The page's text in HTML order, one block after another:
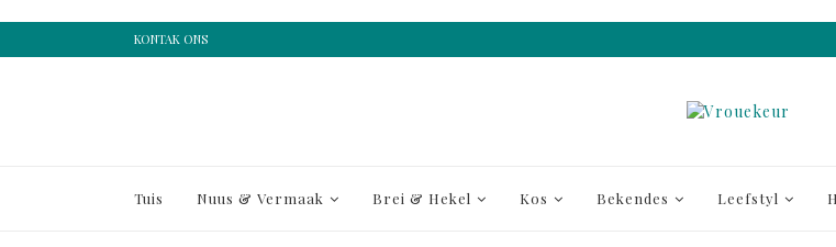
KONTAK ONS
Tuis Nuus & Vermaak Brei & Hekel Kos Bekendes Leefstyl